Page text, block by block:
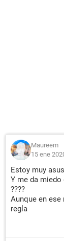
Maureem
15 ene
Estoy muy
Y me da
????
Aunque en
regla